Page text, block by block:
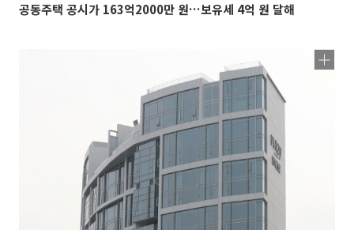
공동주택 공시가 163억2000만 원…보유세 4억 원 달해